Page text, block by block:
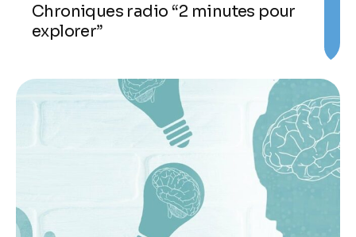
Chroniques radio “2 minutes pour
explorer”